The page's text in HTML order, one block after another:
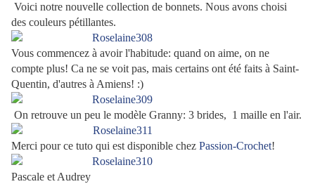
Voici notre nouvelle collection de bonnets. Nous avons choisi
des couleurs pétillantes.
Vous commencez à avoir l'habitude: quand on aime, on ne
compte plus! Ca ne se voit pas, mais certains ont été faits à Saint-
Quentin, d'autres à Amiens! :)
On retrouve un peu le modèle Granny: 3 brides, 1 maille en l'air.
Merci pour ce tuto qui est disponible chez Passion-Crochet!
Pascale et Audrey